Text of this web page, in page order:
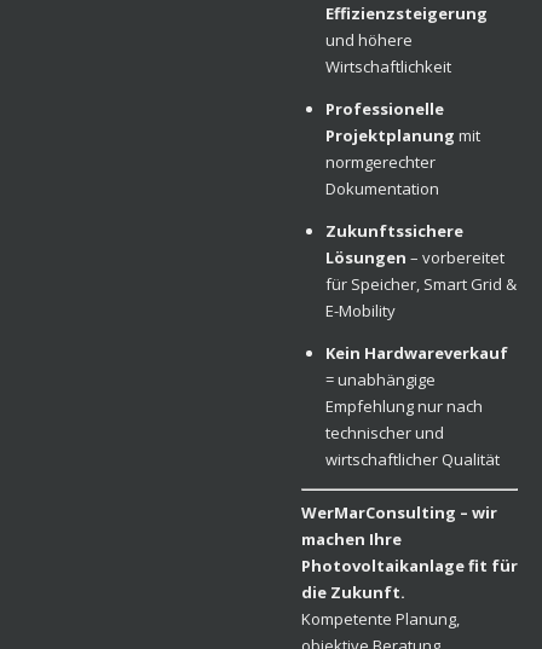
Effizienzsteigerung
und höhere
Wirtschaftlichkeit
Professionelle
Projektplanung mit
normgerechter
Dokumentation
Zukunftssichere
Lösungen – vorbereitet
für Speicher, Smart Grid &
E-Mobility
Kein Hardwareverkauf
= unabhängige
Empfehlung nur nach
technischer und
wirtschaftlicher Qualität
WerMarConsulting – wir
machen Ihre
Photovoltaikanlage fit für
die Zukunft.
Kompetente Planung,